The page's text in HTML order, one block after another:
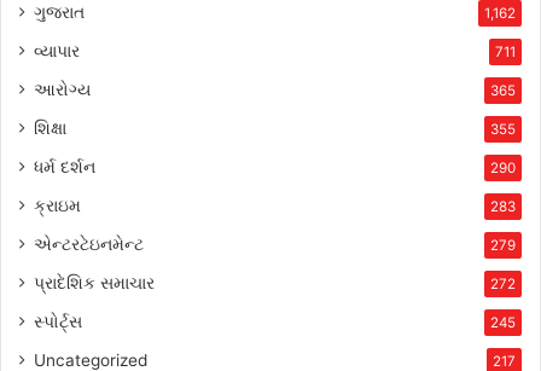
ગુજરાત 1,162
વ્યાપાર 711
આરોગ્ય 365
શિક્ષા 355
ધર્મ દર્શન 290
ક્રાઇમ 283
એન્ટરટેઇનમેન્ટ 279
પ્રાદેશિક સમાચાર 272
સ્પોર્ટ્સ 245
Uncategorized 217